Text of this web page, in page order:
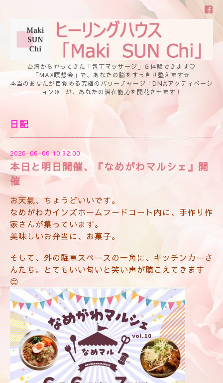
台湾からやってきた「包丁マッサージ」を体験できます♡
「MAX瞑想会」で、あなたの脳をすっきり整えます☆
本当のあなたが目覚める究極のパワーチャージ「DNAアクティベーシ
ョン®」が、あなたの潜在能力を開花させます！
日記
2026-06-06 10:32:00
本日と明日開催、『なめがわマルシェ』開
催
お天氣、ちょうどいいです。
なめがわカインズホームフードコート内に、手作り作
家さんが集っています。
美味しいお弁当に、お菓子。
そして、外の駐車スペースの一角に、キッチンカーさ
んたち。とてもいい匂いと笑い声が聴こえてきます
😊